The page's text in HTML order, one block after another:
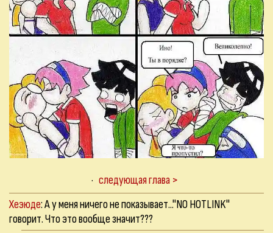
· следующая глава >
Хеэюде: А у меня ничего не показывает..."NO HOTLINK"
говорит. Что это вообще значит???